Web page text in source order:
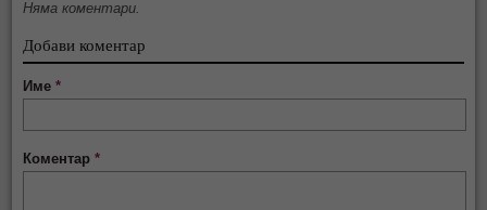
Няма коментари.
Добави коментар
Име*
Коментар*